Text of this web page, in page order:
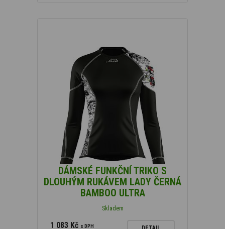
DÁMSKÉ FUNKČNÍ TRIKO S
DLOUHÝM RUKÁVEM LADY ČERNÁ
BAMBOO ULTRA
Skladem
1 083 Kč s DPH